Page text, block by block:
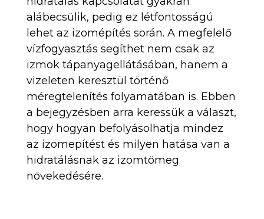
alábecsülik, pedig ez létfontosságú
lehet az izomépítés során. A megfelelő
vízfogyasztás segíthet nem csak az
izmok tápanyagellátásában, hanem a
vizeleten keresztül történő
méregtelenítés folyamatában is. Ebben
a bejegyzésben arra keressük a választ,
hogy hogyan befolyásolhatja mindez
az izomepítést és milyen hatása van a
hidratálásnak az izomtömeg
növekedésére.